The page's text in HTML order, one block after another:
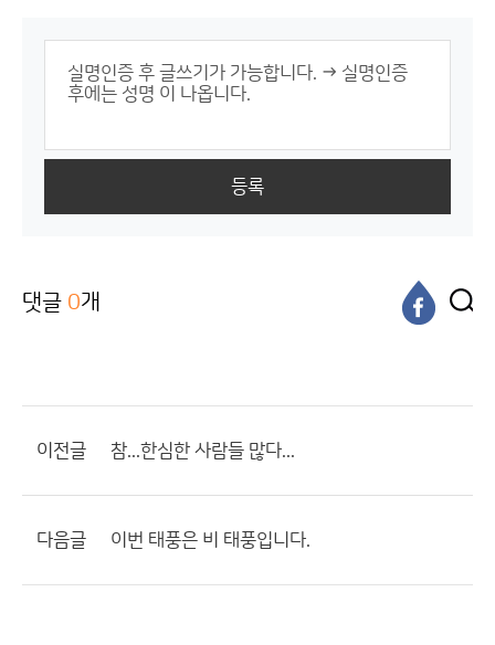
등록
댓글 0개
이전글 참...한심한 사람들 많다...
다음글 이번 태풍은 비 태풍입니다.